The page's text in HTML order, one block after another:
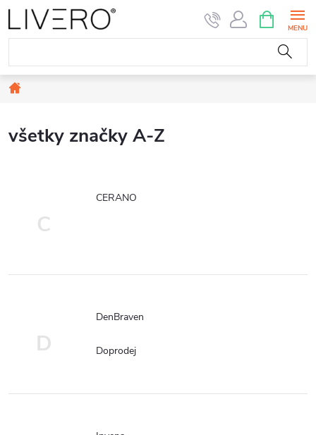
Prejsť
na
obsah
KOŠÍK
všetky značky A-Z
C
CERANO
D
DenBraven
Doprodej